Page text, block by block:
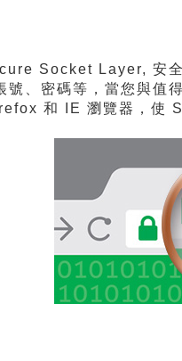
Socket Layer, 安全
號、密碼等，當您與值
和 IE 瀏覽器，使